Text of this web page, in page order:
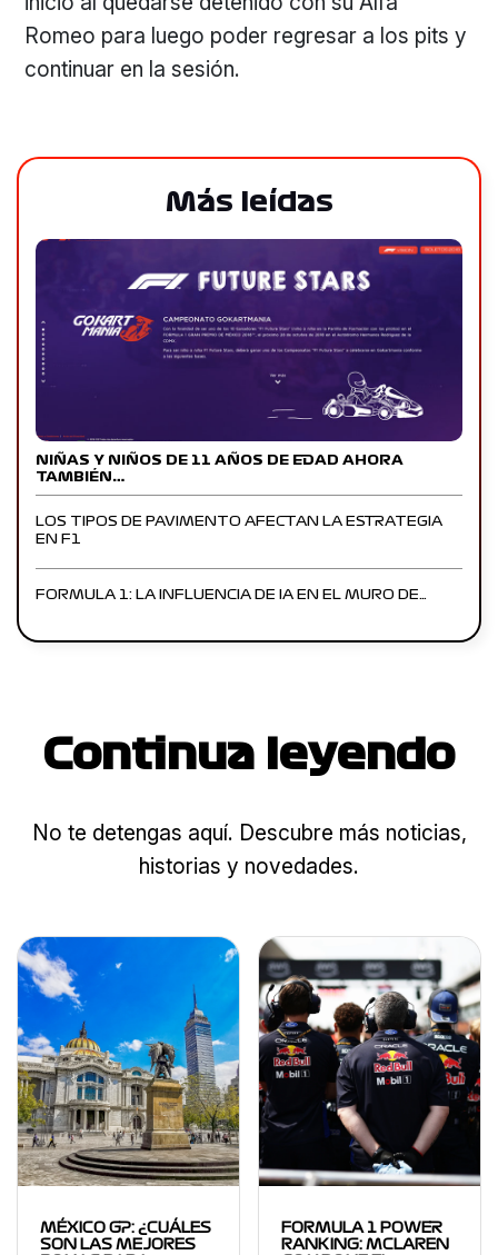
Romeo para luego poder regresar a los pits y
continuar en la sesión.
Más leídas
NIÑAS Y NIÑOS DE 11 AÑOS DE EDAD AHORA
TAMBIÉN…
LOS TIPOS DE PAVIMENTO AFECTAN LA ESTRATEGIA
EN F1
FORMULA 1: LA INFLUENCIA DE IA EN EL MURO DE…
Continua leyendo
No te detengas aquí. Descubre más noticias,
historias y novedades.
MÉXICO GP: ¿CUÁLES
SON LAS MEJORES
FORMULA 1 POWER
RANKING: MCLAREN